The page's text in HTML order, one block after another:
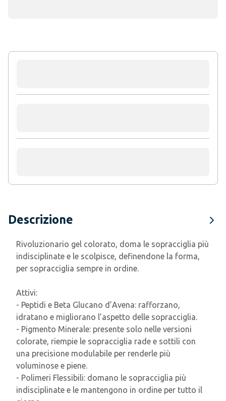
Descrizione
Rivoluzionario gel colorato, doma le sopracciglia più
indisciplinate e le scolpisce, definendone la forma,
per sopracciglia sempre in ordine.
Attivi:
- Peptidi e Beta Glucano d’Avena: rafforzano,
idratano e migliorano l’aspetto delle sopracciglia.
- Pigmento Minerale: presente solo nelle versioni
colorate, riempie le sopracciglia rade e sottili con
una precisione modulabile per renderle più
voluminose e piene.
- Polimeri Flessibili: domano le sopracciglia più
indisciplinate e le mantengono in ordine per tutto il